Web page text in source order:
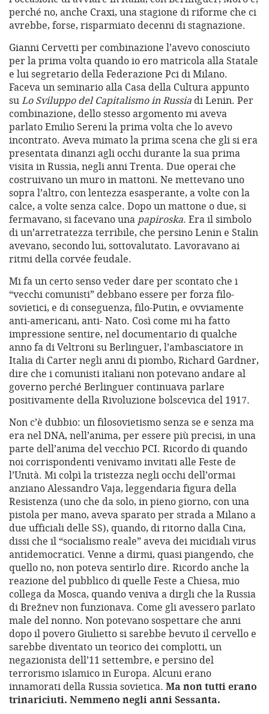
perché no, anche Craxi, una stagione di riforme che ci
avrebbe, forse, risparmiato decenni di stagnazione.
Gianni Cervetti per combinazione l’avevo conosciuto
per la prima volta quando io ero matricola alla Statale
e lui segretario della Federazione Pci di Milano.
Faceva un seminario alla Casa della Cultura appunto
suLo Sviluppo del Capitalismo in Russia di Lenin. Per
combinazione, dello stesso argomento mi aveva
parlato Emilio Sereni la prima volta che lo avevo
incontrato. Aveva mimato la prima scena che gli si era
presentata dinanzi agli occhi durante la sua prima
visita in Russia, negli anni Trenta. Due operai che
costruivano un muro in mattoni. Ne mettevano uno
sopra l’altro, con lentezza esasperante, a volte con la
calce, a volte senza calce. Dopo un mattone o due, si
fermavano, si facevano una papiroska. Era il simbolo
di un’arretratezza terribile, che persino Lenin e Stalin
avevano, secondo lui, sottovalutato. Lavoravano ai
ritmi della corvée feudale.
Mi fa un certo senso veder dare per scontato che i
“vecchi comunisti” debbano essere per forza filo-
sovietici, e di conseguenza, filo-Putin, e ovviamente
anti-americani, anti- Nato. Così come mi ha fatto
impressione sentire, nel documentario di qualche
anno fa di Veltroni su Berlinguer, l’ambasciatore in
Italia di Carter negli anni di piombo, Richard Gardner,
dire che i comunisti italiani non potevano andare al
governo perché Berlinguer continuava parlare
positivamente della Rivoluzione bolscevica del 1917.
Non c’è dubbio: un filosovietismo senza se e senza ma
era nel DNA, nell’anima, per essere più precisi, in una
parte dell’anima del vecchio PCI. Ricordo di quando
noi corrispondenti venivamo invitati alle Feste de
l’Unità. Mi colpì la tristezza negli occhi dell’ormai
anziano Alessandro Vaja, leggendaria figura della
Resistenza (uno che da solo, in pieno giorno, con una
pistola per mano, aveva sparato per strada a Milano a
due ufficiali delle SS), quando, di ritorno dalla Cina,
dissi che il “socialismo reale” aveva dei micidiali virus
antidemocratici. Venne a dirmi, quasi piangendo, che
quello no, non poteva sentirlo dire. Ricordo anche la
reazione del pubblico di quelle Feste a Chiesa, mio
collega da Mosca, quando veniva a dirgli che la Russia
di Brežnev non funzionava. Come gli avessero parlato
male del nonno. Non potevano sospettare che anni
dopo il povero Giulietto si sarebbe bevuto il cervello e
sarebbe diventato un teorico dei complotti, un
negazionista dell’11 settembre, e persino del
terrorismo islamico in Europa. Alcuni erano
innamorati della Russia sovietica. Ma non tutti erano
trinariciuti. Nemmeno negli anni Sessanta.